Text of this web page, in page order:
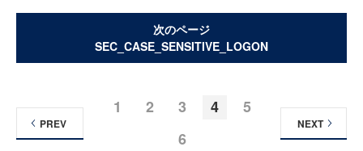
次のページ
SEC_CASE_SENSITIVE_LOGON
1 2 3 4
5
6
PREV NEXT